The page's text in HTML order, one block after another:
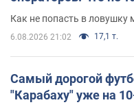
Как не попасть в ловушку
6.08.2026 21:02 17,1 т.
Самый дорогой
"Карабаху" уже на